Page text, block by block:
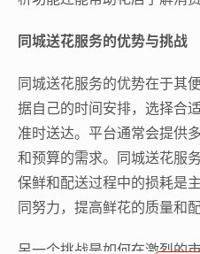
同城送花服务的优势与挑战
同城送花服务的优势在于其
据自己的时间安排，选择合
准时送达。平台通常会提供
和预算的需求。同城送花服
保鲜和配送过程中的损耗是
同努力，提高鲜花的质量和配
另一个挑战是如何在激烈的